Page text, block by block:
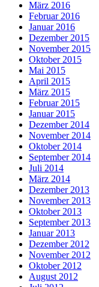
März 2016
Februar 2016
Januar 2016
Dezember 2015
November 2015
Oktober 2015
Mai 2015
April 2015
März 2015
Februar 2015
Januar 2015
Dezember 2014
November 2014
Oktober 2014
September 2014
Juli 2014
März 2014
Dezember 2013
November 2013
Oktober 2013
September 2013
Januar 2013
Dezember 2012
November 2012
Oktober 2012
August 2012